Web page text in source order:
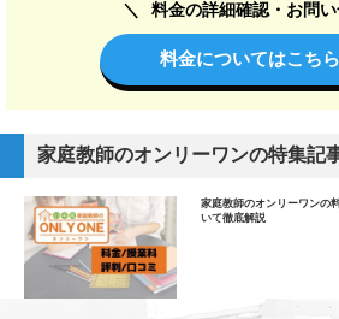
料金の詳細確認・お問
料金についてはこちら
家庭教師のオンリーワンの特集記
家庭教師のオンリーワンの
いて徹底解説